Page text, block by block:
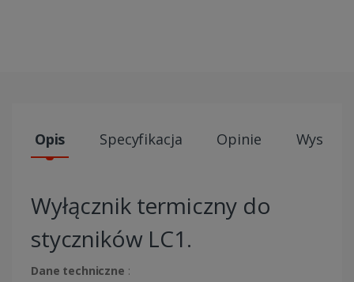
Opis Specyfikacja Opinie Wysyłki
Wyłącznik termiczny do
styczników LC1.
Dane techniczne :